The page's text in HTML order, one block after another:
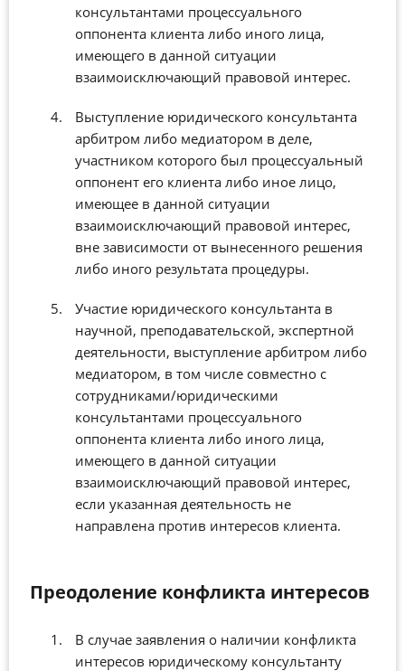
консультантами процессуального
оппонента клиента либо иного лица,
имеющего в данной ситуации
взаимоисключающий правовой интерес.
Выступление юридического консультанта
арбитром либо медиатором в деле,
участником которого был процессуальный
оппонент его клиента либо иное лицо,
имеющее в данной ситуации
взаимоисключающий правовой интерес,
вне зависимости от вынесенного решения
либо иного результата процедуры.
Участие юридического консультанта в
научной, преподавательской, экспертной
деятельности, выступление арбитром либо
медиатором, в том числе совместно с
сотрудниками/юридическими
консультантами процессуального
оппонента клиента либо иного лица,
имеющего в данной ситуации
взаимоисключающий правовой интерес,
если указанная деятельность не
направлена против интересов клиента.
Преодоление конфликта интересов
В случае заявления о наличии конфликта
интересов юридическому консультанту